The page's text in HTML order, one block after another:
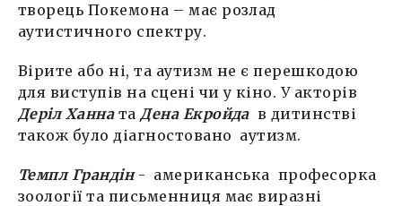
творець Покемона – має розлад
аутистичного спектру.
Вірите або ні, та аутизм не є перешкодою
для виступів на сцені чи у кіно. У акторів
Деріл ХаннатаДена Екройдав дитинстві
також було діагностовано аутизм.
Темпл Грандін- американська професорка
зоології та письменниця має виразні